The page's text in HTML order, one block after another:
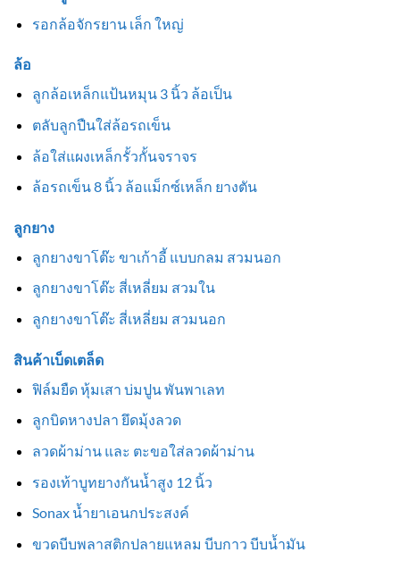
รอกล้อจักรยาน เล็ก ใหญ่
ล้อ
ลูกล้อเหล็กแป้นหมุน 3 นิ้ว ล้อเป็น
ตลับลูกปืนใส่ล้อรถเข็น
ล้อใส่แผงเหล็กรั้วกั้นจราจร
ล้อรถเข็น 8 นิ้ว ล้อแม็กซ์เหล็ก ยางตัน
ลูกยาง
ลูกยางขาโต๊ะ ขาเก้าอี้ แบบกลม สวมนอก
ลูกยางขาโต๊ะ สี่เหลี่ยม สวมใน
ลูกยางขาโต๊ะ สี่เหลี่ยม สวมนอก
สินค้าเบ็ดเตล็ด
ฟิล์มยืด หุ้มเสา บ่มปูน พันพาเลท
ลูกบิดหางปลา ยึดมุ้งลวด
ลวดผ้าม่าน และ ตะขอใส่ลวดผ้าม่าน
รองเท้าบูทยางกันน้ำสูง 12 นิ้ว
Sonax น้ำยาเอนกประสงค์
ขวดบีบพลาสติกปลายแหลม บีบกาว บีบน้ำมัน